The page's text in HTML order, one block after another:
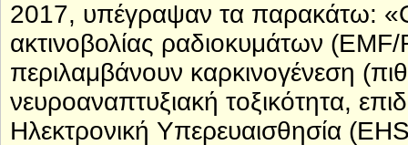
2017, υπέγραψαν τα παρακάτω:
ακτινοβολίας ραδιοκυμάτων
περιλαμβάνουν καρκινογένεση
νευροαναπτυξιακή τοξικότητα,
Ηλεκτρονική Υπερευαισθησία